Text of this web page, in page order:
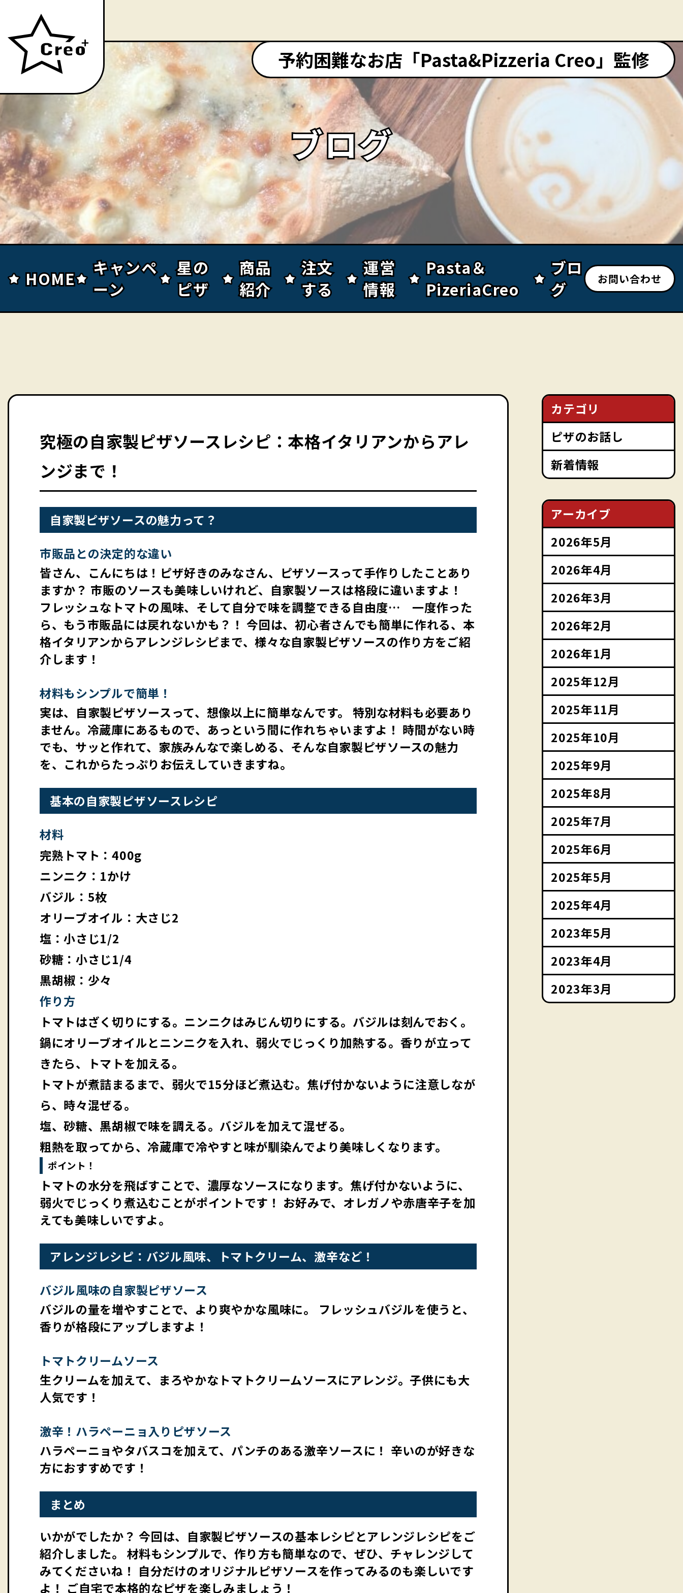
予約困難なお店「Pasta&Pizzeria Creo」監修
ブログ
ブログ
HOME
HOME
キャンペ
ーン
キャンペ
ーン
星の
ピザ
星の
ピザ
商品
紹介
商品
紹介
注文
する
注文
する
運営
情報
運営
情報
Pasta＆
PizeriaCreo
Pasta＆
PizeriaCreo
ブロ
グ
ブロ
グ
お問い合わせ
究極の自家製ピザソースレシピ：本格イタリアンからアレ
ンジまで！
自家製ピザソースの魅力って？
市販品との決定的な違い
皆さん、こんにちは！ピザ好きのみなさん、ピザソースって手作りしたことあり
ますか？ 市販のソースも美味しいけれど、自家製ソースは格段に違いますよ！
フレッシュなトマトの風味、そして自分で味を調整できる自由度… 一度作った
ら、もう市販品には戻れないかも？！ 今回は、初心者さんでも簡単に作れる、本
格イタリアンからアレンジレシピまで、様々な自家製ピザソースの作り方をご紹
介します！
材料もシンプルで簡単！
実は、自家製ピザソースって、想像以上に簡単なんです。 特別な材料も必要あり
ません。冷蔵庫にあるもので、あっという間に作れちゃいますよ！ 時間がない時
でも、サッと作れて、家族みんなで楽しめる、そんな自家製ピザソースの魅力
を、これからたっぷりお伝えしていきますね。
基本の自家製ピザソースレシピ
材料
完熟トマト：400g
ニンニク：1かけ
バジル：5枚
オリーブオイル：大さじ2
塩：小さじ1/2
砂糖：小さじ1/4
黒胡椒：少々
作り方
トマトはざく切りにする。ニンニクはみじん切りにする。バジルは刻んでおく。
鍋にオリーブオイルとニンニクを入れ、弱火でじっくり加熱する。香りが立って
きたら、トマトを加える。
トマトが煮詰まるまで、弱火で15分ほど煮込む。焦げ付かないように注意しなが
ら、時々混ぜる。
塩、砂糖、黒胡椒で味を調える。バジルを加えて混ぜる。
粗熱を取ってから、冷蔵庫で冷やすと味が馴染んでより美味しくなります。
ポイント！
トマトの水分を飛ばすことで、濃厚なソースになります。焦げ付かないように、
弱火でじっくり煮込むことがポイントです！ お好みで、オレガノや赤唐辛子を加
えても美味しいですよ。
アレンジレシピ：バジル風味、トマトクリーム、激辛など！
バジル風味の自家製ピザソース
バジルの量を増やすことで、より爽やかな風味に。 フレッシュバジルを使うと、
香りが格段にアップしますよ！
トマトクリームソース
生クリームを加えて、まろやかなトマトクリームソースにアレンジ。子供にも大
人気です！
激辛！ハラペーニョ入りピザソース
ハラペーニョやタバスコを加えて、パンチのある激辛ソースに！ 辛いのが好きな
方におすすめです！
まとめ
いかがでしたか？ 今回は、自家製ピザソースの基本レシピとアレンジレシピをご
紹介しました。 材料もシンプルで、作り方も簡単なので、ぜひ、チャレンジして
みてくださいね！ 自分だけのオリジナルピザソースを作ってみるのも楽しいです
よ！ ご自宅で本格的なピザを楽しみましょう！
カテゴリ
ピザのお話し
新着情報
アーカイブ
2026年5月
2026年4月
2026年3月
2026年2月
2026年1月
2025年12月
2025年11月
2025年10月
2025年9月
2025年8月
2025年7月
2025年6月
2025年5月
2025年4月
2023年5月
2023年4月
2023年3月